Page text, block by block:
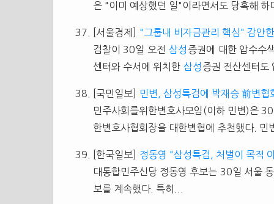
은 "이미 예상했던 일"이라면서도 당혹해 하
[서울경제]
"그룹내 비자금관리 핵심" 감안
검찰이 30일 오전 삼성 증권에 대한 압수수
센터와 수서에 위치한 삼성 증권 전산센터도
[국민일보]
민변, 삼성특검에 박재승 前변협
민주사회를위한변호사모임(이하 민변)은
한변호사협회장을 대한변협에 추천했다.
[한국일보]
정동영 "삼성특검, 처벌이 목적
대통합민주신당 정동영 후보는 30일 서울
보를 계속했다. 특히...